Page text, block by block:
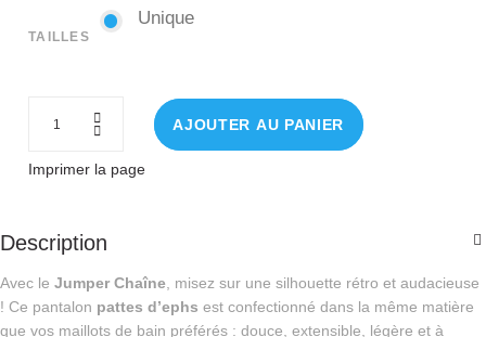
TAILLES
UniqueUnique
AJOUTER AU PANIER
Imprimer la page
Description
Avec le Jumper Chaîne , misez sur une silhouette rétro et audacieuse
! Ce pantalon pattes d’ephs est confectionné dans la même matière
que vos maillots de bain préférés : douce, extensible, légère et à